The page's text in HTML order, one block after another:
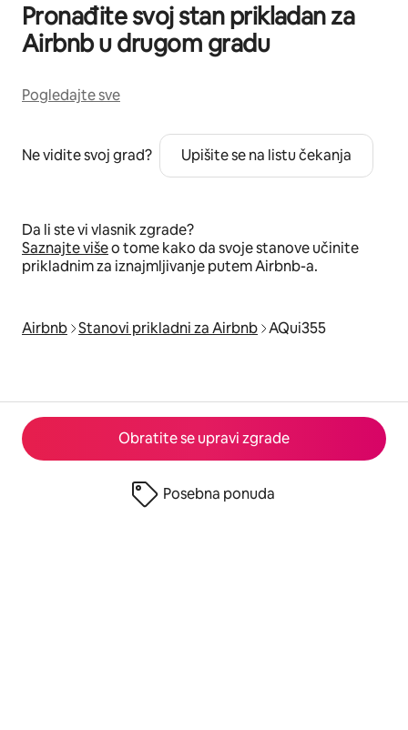
Obratite se upravi zgrade
Posebna ponuda
Pronađite svoj stan prikladan za
Airbnb u drugom gradu
Pogledajte sve
Ne vidite svoj grad? Upišite se na listu čekanja
Da li ste vi vlasnik zgrade?
Saznajte višeo tome kako da svoje stanove učinite
prikladnim za iznajmljivanje putem Airbnb-a.
Airbnb Stanovi prikladni za Airbnb AQui355